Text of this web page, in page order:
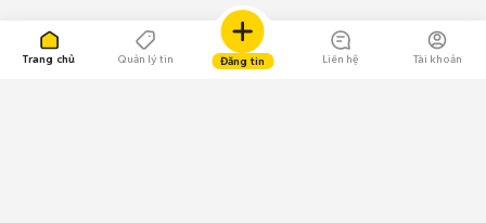
Trang chủ Quản lý tin Đăng tin Liên hệ Tài khoản